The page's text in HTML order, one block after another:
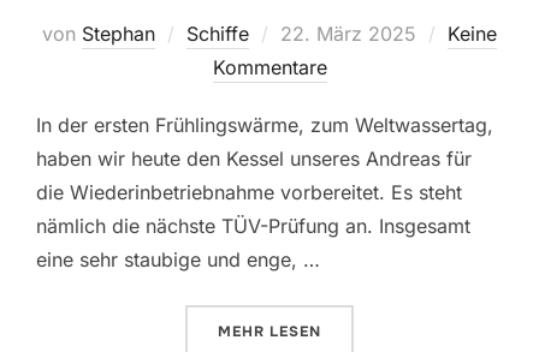
von Stephan Schiffe
Veröffentlicht
am
22. März 2025
Keine
Kommentare
In der ersten Frühlingswärme, zum Weltwassertag,
haben wir heute den Kessel unseres Andreas für
die Wiederinbetriebnahme vorbereitet. Es steht
nämlich die nächste TÜV-Prüfung an. Insgesamt
eine sehr staubige und enge, …
MEHR ÜBER „KESSELFLICKEREI“
LESEN